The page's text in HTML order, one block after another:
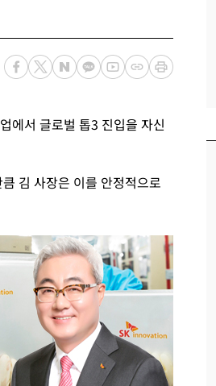
에서 글로벌 톱3 진입을 자신
김 사장은 이를 안정적으로